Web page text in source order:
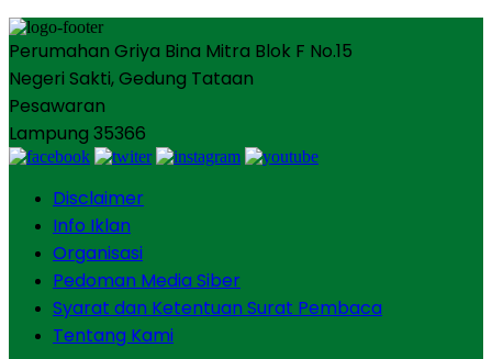
Perumahan Griya Bina Mitra Blok F No.15
Negeri Sakti, Gedung Tataan
Pesawaran
Lampung 35366
Disclaimer
Info Iklan
Organisasi
Pedoman Media Siber
Syarat dan Ketentuan Surat Pembaca
Tentang Kami